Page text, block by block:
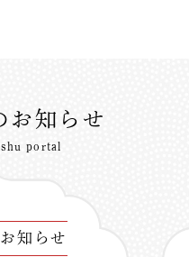
お知らせ
portal
お知らせ